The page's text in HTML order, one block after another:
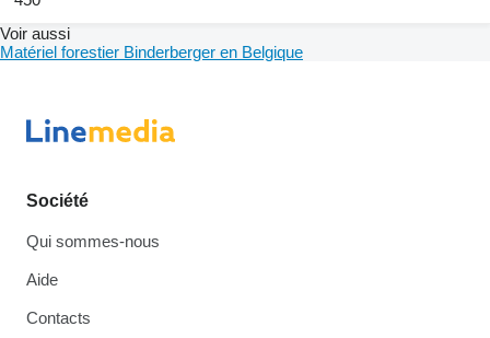
Voir aussi
Matériel forestier Binderberger en Belgique
Société
Qui sommes-nous
Aide
Contacts